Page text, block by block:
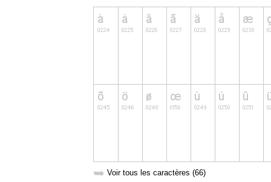
➥ Voir tous les caractères (66)